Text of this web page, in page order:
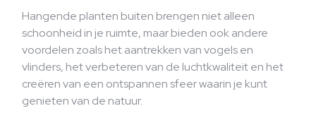
Hangende planten buiten brengen niet alleen
schoonheid in je ruimte, maar bieden ook andere
voordelen zoals het aantrekken van vogels en
vlinders, het verbeteren van de luchtkwaliteit en het
creëren van een ontspannen sfeer waarin je kunt
genieten van de natuur.